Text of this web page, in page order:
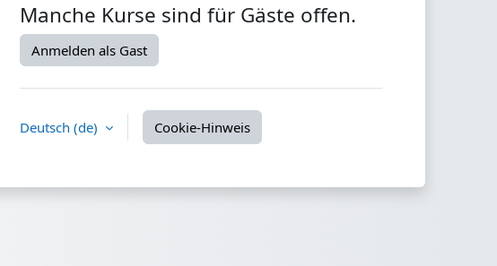
Manche Kurse sind für Gäste offen.
Anmelden als Gast
Deutsch ‎(de)‎ Cookie-Hinweis